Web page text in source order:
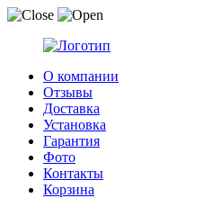
О компании
Отзывы
Доставка
Установка
Гарантия
Фото
Контакты
Корзина